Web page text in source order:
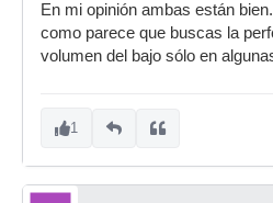
En mi opinión ambas están
como parece que buscas la
volumen del bajo sólo en
1